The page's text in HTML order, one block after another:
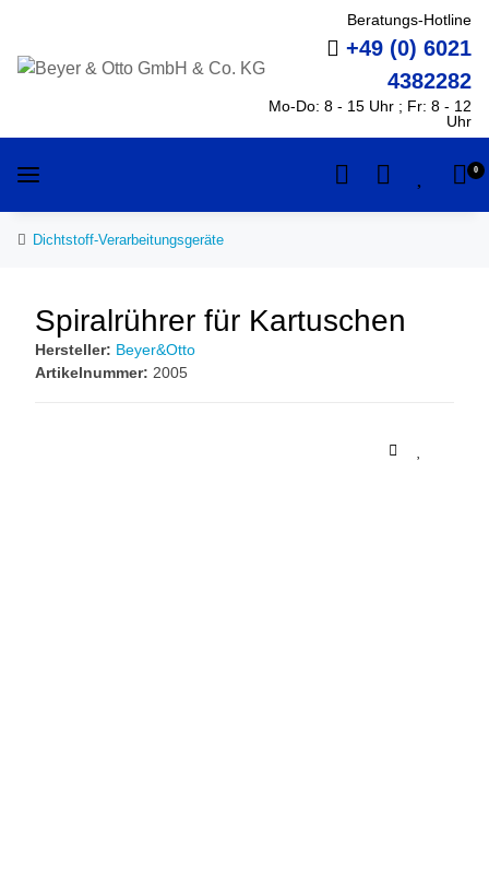
Beratungs-Hotline
+49 (0) 6021
4382282
Mo-Do: 8 - 15 Uhr ; Fr: 8 - 12
Uhr
0
Dichtstoff-Verarbeitungsgeräte
Spiralrührer für Kartuschen
Hersteller: Beyer&Otto
Artikelnummer: 2005